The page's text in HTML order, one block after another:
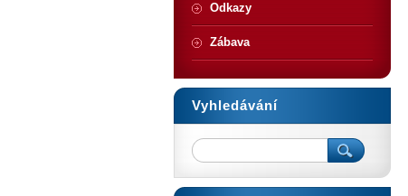
Odkazy
Zábava
Vyhledávání